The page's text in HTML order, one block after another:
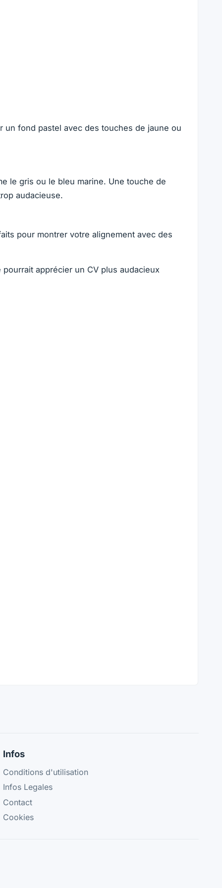
fond pastel avec des touches de jaune ou
le gris ou le bleu marine. Une touche de
audacieuse.
pour montrer votre alignement avec des
apprécier un CV plus audacieux
Infos
Conditions d'utilisation
Infos Legales
Contact
Cookies